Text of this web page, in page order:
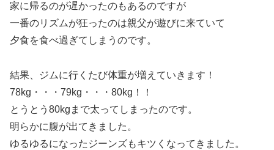
家に帰るのが遅かったのもあるのですが
一番のリズムが狂ったのは親父が遊びに来ていて
夕食を食べ過ぎてしまうのです。
結果、ジムに行くたび体重が増えていきます！
78kg・・・79kg・・・80kg！！
とうとう80kgまで太ってしまったのです。
明らかに腹が出てきました。
ゆるゆるになったジーンズもキツくなってきました。